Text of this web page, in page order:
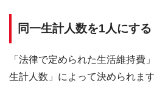
同一生計人数を1人にする
「法律で定められた生活維持費
生計人数」によって決められます